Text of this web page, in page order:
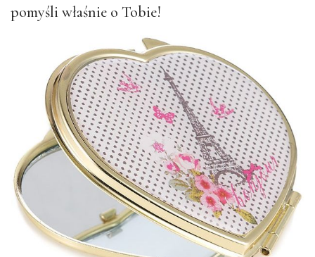
pomyśli właśnie o Tobie!